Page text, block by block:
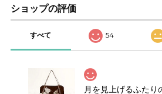
ショップの評価
すべて 54